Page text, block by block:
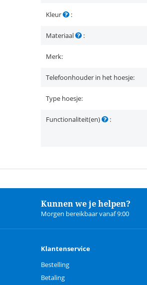
Kleur :
Materiaal :
Merk:
Telefoonhouder in het hoesje:
Type hoesje:
Functionaliteit(en) :
Kunnen we je helpen?
Morgen bereikbaar vanaf 9:00
Klantenservice
Bestelling
Betaling